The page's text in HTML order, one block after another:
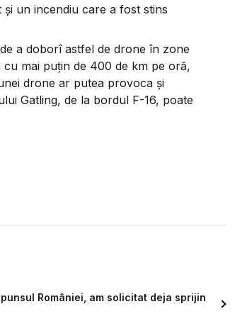
un incendiu care a fost stins
a doborî astfel de drone în zone
mai puțin de 400 de km pe oră,
drone ar putea provoca și
Gatling, de la bordul F-16, poate
României, am solicitat deja sprijin